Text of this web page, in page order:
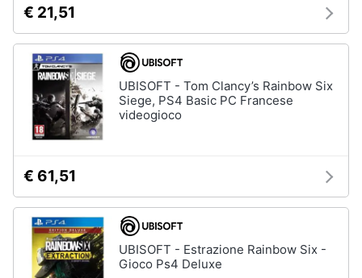
Fotografia
Casalinghi
Abbigliamento
Sport
Animali
Motori
Libri,
Playstation
PS5
console
PlayStation
PlayStation
Giochi
PS5
Vedi
tutti
€ 21,51
UBISOFT - Tom Clancy’s Rainbow Six
Siege, PS4 Basic PC Francese
videogioco
€ 61,51
UBISOFT - Estrazione Rainbow Six -
Gioco Ps4 Deluxe